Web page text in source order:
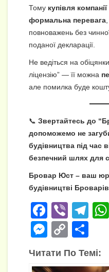
Тому купівля
формальна перевага
повноважень без
поданої декларації.
Не ведіться на
ліцензію” — її можна
але помилка буде
📞 Звертайтесь до
допоможемо не
будівництва під час
безпечний шлях для
Бровар Юст – ваш
будівництві
F
a
c
e
Vi
b
er
T
gr
M
ss
C
o
p
о
ді
Читати По Темі: